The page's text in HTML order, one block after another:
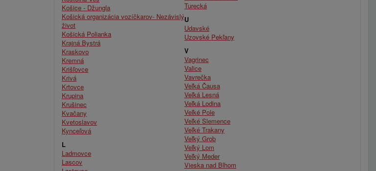
Košice - Džungla
Košická organizácia vozíčkarov- Nezávislý
život
Košická Polianka
Krajná Bystrá
Kraskovo
Kremná
Krišľovce
Krivá
Krtovce
Krupina
Krušinec
Kvačany
Kvetoslavov
Kynceľová
L
Ladmovce
Lascov
Turecká
U
Udavské
Uzovské Pekľany
V
Vagrinec
Valice
Vavrečka
Veľká Čausa
Veľká Lesná
Veľká Lodina
Veľké Pole
Veľké Slemence
Veľké Trakany
Veľký Grob
Veľký Lom
Veľký Meder
Vieska nad Blhom